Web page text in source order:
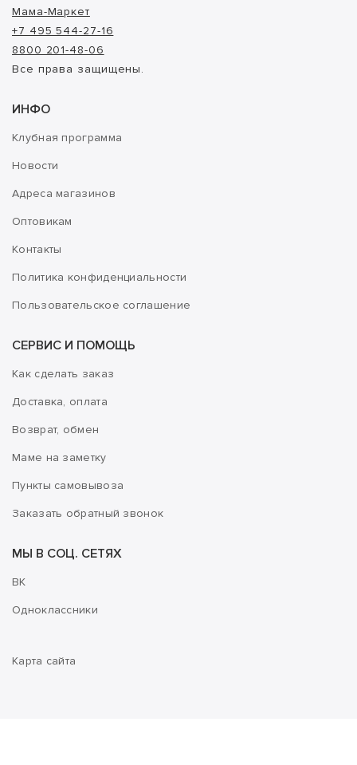
Мама-Маркет
+7 495 544-27-16
8800 201-48-06
Все права защищены.
ИНФО
Клубная программа
Новости
Адреса магазинов
Оптовикам
Контакты
Политика конфиденциальности
Пользовательское соглашение
СЕРВИС И ПОМОЩЬ
Как сделать заказ
Доставка, оплата
Возврат, обмен
Маме на заметку
Пункты самовывоза
Заказать обратный звонок
МЫ В СОЦ. СЕТЯХ
ВК
Одноклассники
Карта сайта